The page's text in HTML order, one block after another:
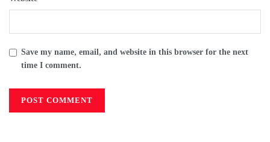
Save my name, email, and website in this browser for the next
time I comment.